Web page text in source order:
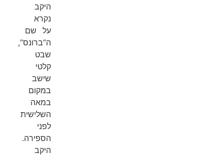
היקב
נקרא
על שם
ה”ברונס”,
שבט
קלטי
שישב
במקום
במאה
השלישית
לפני
הספירה.
היקב